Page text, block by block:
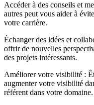
Accéder à des conseils et
autres peut vous aider à
votre carrière.
Échanger des idées et
offrir de nouvelles
des projets intéressants.
Améliorer votre visibilité :
augmenter votre visibilité
référent dans votre domaine.